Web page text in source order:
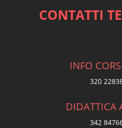
CONTATTI
INFO
320
DIDATTICA
342